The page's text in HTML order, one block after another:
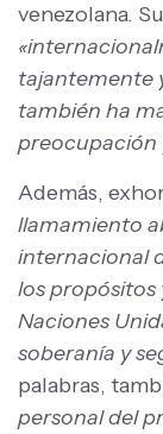
venezolana.
tajantemente
también ha
preocupación
Además,
llamamiento
internacional
los propósitos
Naciones
soberanía y
palabras,
personal del